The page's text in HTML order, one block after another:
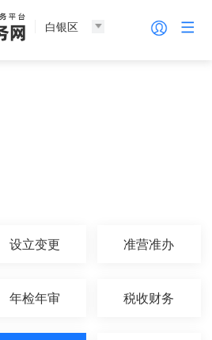
白银区
设立变更 准营准办
年检年审 税收财务